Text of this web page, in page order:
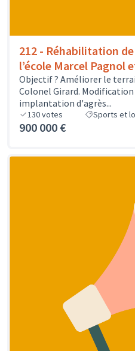
212 - Réhabilitation
l’école Marcel Pagnol
Objectif ? Améliorer le
Colonel Girard.
implantation d'agrès...
130votes Sports et
900 000 €